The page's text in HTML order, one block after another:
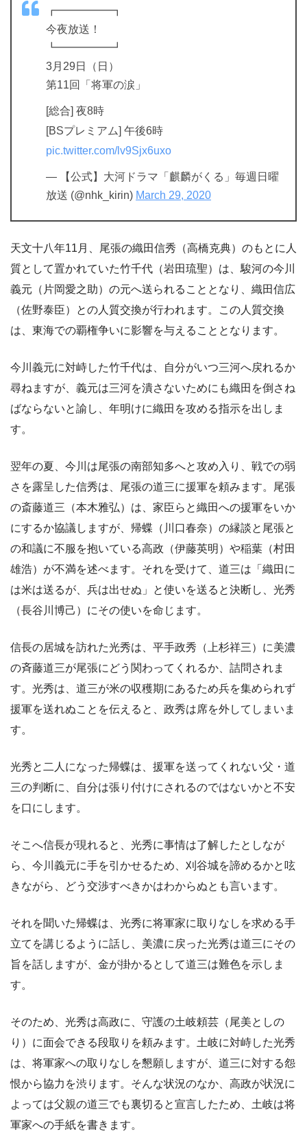
┏━━━━━┓
今夜放送！
┗━━━━━┛
3月29日（日）
第11回「将軍の涙」
[総合] 夜8時
[BSプレミアム] 午後6時
pic.twitter.com/lv9Sjx6uxo
— 【公式】大河ドラマ「麒麟がくる」毎週日曜
放送 (@nhk_kirin) March 29, 2020
天文十八年11月、尾張の織田信秀（高橋克典）のもとに人
質として置かれていた竹千代（岩田琉聖）は、駿河の今川
義元（片岡愛之助）の元へ送られることとなり、織田信広
（佐野泰臣）との人質交換が行われます。この人質交換
は、東海での覇権争いに影響を与えることとなります。
今川義元に対峙した竹千代は、自分がいつ三河へ戻れるか
尋ねますが、義元は三河を潰さないためにも織田を倒さね
ばならないと諭し、年明けに織田を攻める指示を出しま
す。
翌年の夏、今川は尾張の南部知多へと攻め入り、戦での弱
さを露呈した信秀は、尾張の道三に援軍を頼みます。尾張
の斎藤道三（本木雅弘）は、家臣らと織田への援軍をいか
にするか協議しますが、帰蝶（川口春奈）の縁談と尾張と
の和議に不服を抱いている高政（伊藤英明）や稲葉（村田
雄浩）が不満を述べます。それを受けて、道三は「織田に
は米は送るが、兵は出せぬ」と使いを送ると決断し、光秀
（長谷川博己）にその使いを命じます。
信長の居城を訪れた光秀は、平手政秀（上杉祥三）に美濃
の斉藤道三が尾張にどう関わってくれるか、詰問されま
す。光秀は、道三が米の収穫期にあるため兵を集められず
援軍を送れぬことを伝えると、政秀は席を外してしまいま
す。
光秀と二人になった帰蝶は、援軍を送ってくれない父・道
三の判断に、自分は張り付けにされるのではないかと不安
を口にします。
そこへ信長が現れると、光秀に事情は了解したとしなが
ら、今川義元に手を引かせるため、刈谷城を諦めるかと呟
きながら、どう交渉すべきかはわからぬとも言います。
それを聞いた帰蝶は、光秀に将軍家に取りなしを求める手
立てを講じるように話し、美濃に戻った光秀は道三にその
旨を話しますが、金が掛かるとして道三は難色を示しま
す。
そのため、光秀は高政に、守護の土岐頼芸（尾美としの
り）に面会できる段取りを頼みます。土岐に対峙した光秀
は、将軍家への取りなしを懇願しますが、道三に対する怨
恨から協力を渋ります。そんな状況のなか、高政が状況に
よっては父親の道三でも裏切ると宣言したため、土岐は将
軍家への手紙を書きます。